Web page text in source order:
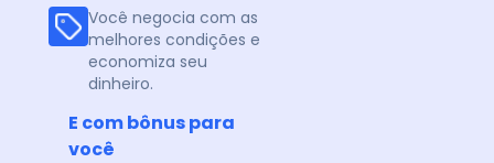
Você negocia com as
melhores condições e
economiza seu
dinheiro.
E com bônus para
você